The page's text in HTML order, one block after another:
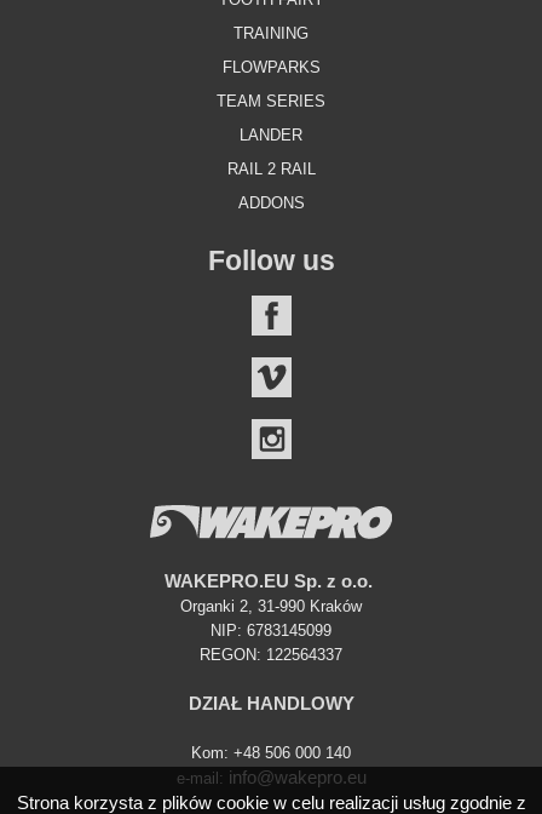
TRAINING
FLOWPARKS
TEAM SERIES
LANDER
RAIL 2 RAIL
ADDONS
Follow us
WAKEPRO.EU Sp. z o.o.
Organki 2, 31-990 Kraków
NIP: 6783145099
REGON: 122564337
DZIAŁ HANDLOWY
Kom: +48 506 000 140
e-mail: info@wakepro.eu
Strona korzysta z plików cookie w celu realizacji usług zgodnie z